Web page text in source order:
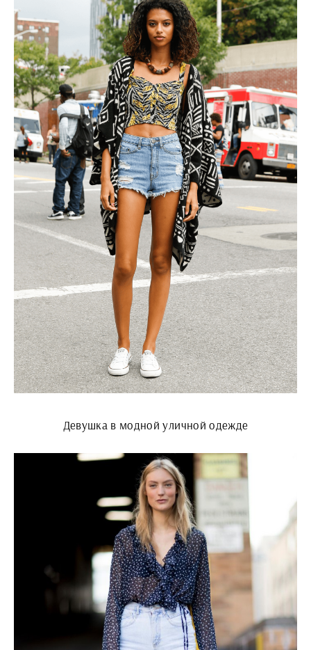
Девушка в модной уличной одежде